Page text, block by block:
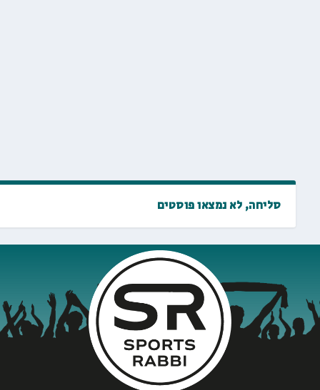
סליחה, לא נמצאו פוסטים